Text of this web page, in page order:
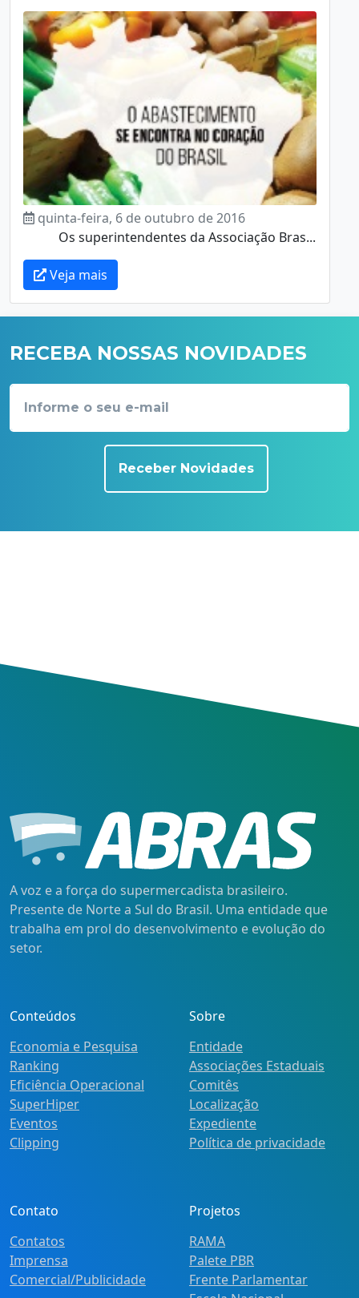
quinta-feira, 6 de outubro de 2016
Os superintendentes da Associação Bras...
Veja mais
RECEBA NOSSAS NOVIDADES
Receber Novidades
A voz e a força do supermercadista brasileiro.
Presente de Norte a Sul do Brasil. Uma entidade que
trabalha em prol do desenvolvimento e evolução do
setor.
Conteúdos
Economia e Pesquisa
Ranking
Eficiência Operacional
SuperHiper
Eventos
Clipping
Sobre
Entidade
Associações Estaduais
Comitês
Localização
Expediente
Política de privacidade
Contato
Contatos
Imprensa
Comercial/Publicidade
Projetos
RAMA
Palete PBR
Frente Parlamentar